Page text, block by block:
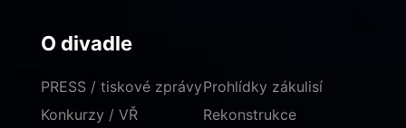
O divadle
PRESS / tiskové zprávy
Konkurzy / VŘ
Prohlídky zákulisí
Rekonstrukce